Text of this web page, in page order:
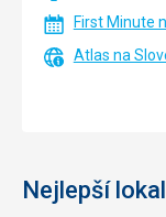
First Minute
Atlas na
Nejlepší